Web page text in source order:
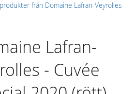
från Domaine Lafran-Veyrolles
Lafran-
- Cuvée